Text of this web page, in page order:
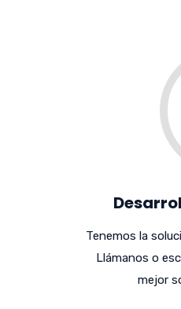
Tenemos la
Llámanos o
mejor